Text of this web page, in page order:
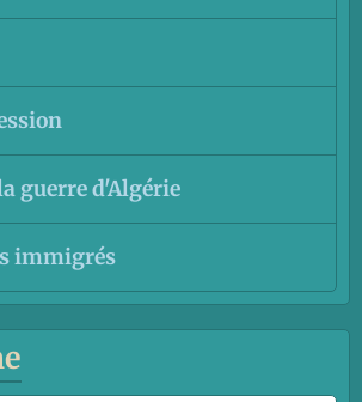
guerre d'Algérie
immigrés